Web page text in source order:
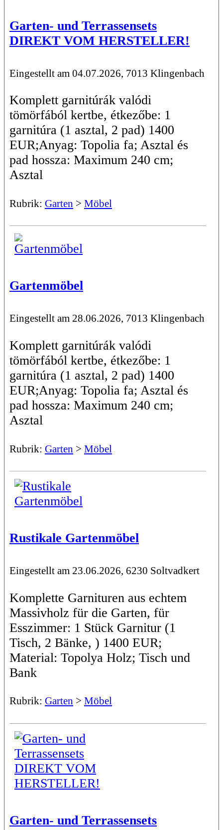
Garten- und Terrassensets
DIREKT VOM HERSTELLER!
Eingestellt am 04.07.2026, 7013 Klingenbach
Komplett garnitúrák valódi
tömörfából kertbe, étkezőbe: 1
garnitúra (1 asztal, 2 pad) 1400
EUR;Anyag: Topolia fa; Asztal és
pad hossza: Maximum 240 cm;
Asztal
Rubrik: Garten > Möbel
Gartenmöbel
Eingestellt am 28.06.2026, 7013 Klingenbach
Komplett garnitúrák valódi
tömörfából kertbe, étkezőbe: 1
garnitúra (1 asztal, 2 pad) 1400
EUR;Anyag: Topolia fa; Asztal és
pad hossza: Maximum 240 cm;
Asztal
Rubrik: Garten > Möbel
Rustikale Gartenmöbel
Eingestellt am 23.06.2026, 6230 Soltvadkert
Komplette Garnituren aus echtem
Massivholz für die Garten, für
Esszimmer: 1 Stück Garnitur (1
Tisch, 2 Bänke, ) 1400 EUR;
Material: Topolya Holz; Tisch und
Bank
Rubrik: Garten > Möbel
Garten- und Terrassensets